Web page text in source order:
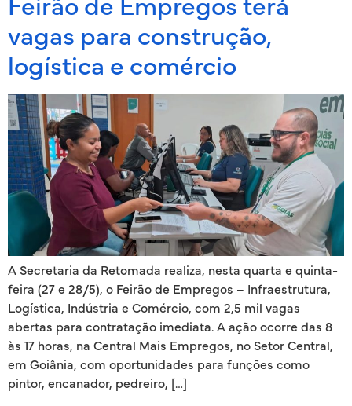
Feirão de Empregos terá
vagas para construção,
logística e comércio
A Secretaria da Retomada realiza, nesta quarta e quinta-
feira (27 e 28/5), o Feirão de Empregos – Infraestrutura,
Logística, Indústria e Comércio, com 2,5 mil vagas
abertas para contratação imediata. A ação ocorre das 8
às 17 horas, na Central Mais Empregos, no Setor Central,
em Goiânia, com oportunidades para funções como
pintor, encanador, pedreiro, […]